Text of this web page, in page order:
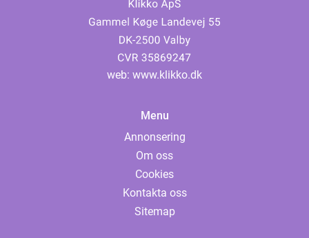
web: www.klikko.dk
Menu
Annonsering
Om oss
Cookies
Kontakta oss
Sitemap